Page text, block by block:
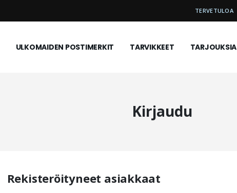
TERVETULOA
ULKOMAIDEN POSTIMERKIT TARVIKKEET TARJOUKSIA
Kirjaudu
Rekisteröityneet asiakkaat